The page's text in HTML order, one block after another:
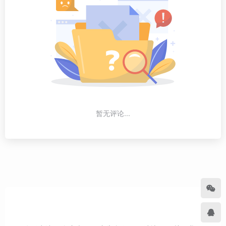
暂无评论...